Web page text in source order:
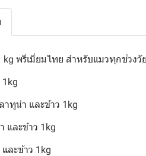
kg พรีเมี่ยมไทย สำหรับแมวทุกช่วงวัย
1kg
ทูน่า และข้าว 1kg
และข้าว 1kg
ละข้าว 1kg